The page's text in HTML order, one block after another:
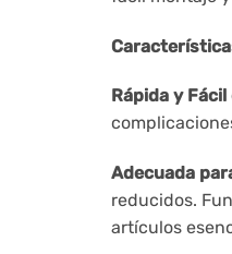
Rápida y
Adecuada
reducidos.
artículos